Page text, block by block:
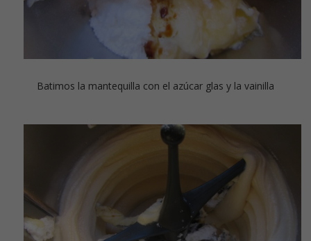
Batimos la mantequilla con el azúcar glas y la vainilla